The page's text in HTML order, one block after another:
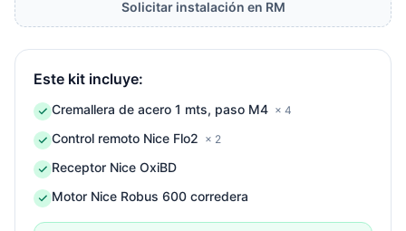
Solicitar instalación en RM
Este kit incluye:
Cremallera de acero 1 mts, paso M4 × 4
Control remoto Nice Flo2 × 2
Receptor Nice OxiBD
Motor Nice Robus 600 corredera